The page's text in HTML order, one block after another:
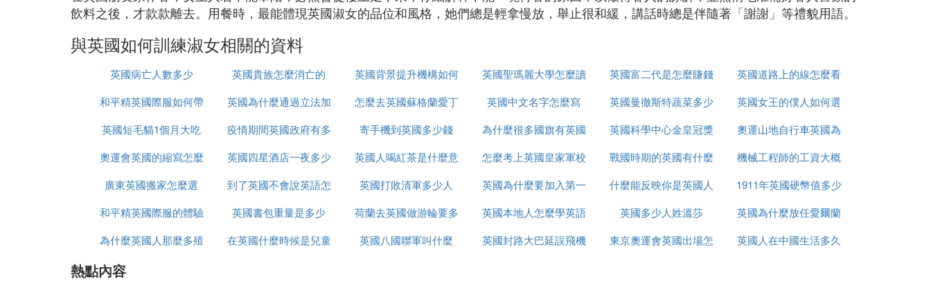
飲料之後，才款款離去。用餐時，最能體現英國淑女的品位和風格，她們總是輕拿慢放，舉止很和緩，講話時總是伴隨著「謝謝」等禮貌用語。
與英國如何訓練淑女相關的資料
英國病亡人數多少 英國貴族怎麼消亡的
英國背景提升機構如何
辦理
英國聖瑪麗大學怎麼讀
英國富二代是怎麼賺錢
的
英國道路上的線怎麼看
和平精英國際服如何帶
槍進出生島
英國為什麼通過立法加
強社會保障
怎麼去英國蘇格蘭愛丁
堡
英國中文名字怎麼寫
英國曼徹斯特蔬菜多少
錢
英國女王的僕人如何選
的
英國短毛貓1個月大吃
什麼
疫情期間英國政府有多
少錢
寄手機到英國多少錢 為什麼很多國旗有英國
英國科學中心金皇冠獎
是什麼
奧運山地自行車英國為
什麼很厲害
奧運會英國的縮寫怎麼
改了
英國四星酒店一夜多少
錢
英國人喝紅茶是什麼意
思
怎麼考上英國皇家軍校
戰國時期的英國有什麼
事件
機械工程師的工資大概
多少英國
廣東英國搬家怎麼選
到了英國不會說英語怎
麼辦
英國打敗清軍多少人
英國為什麼要加入第一
次世界大戰
什麼能反映你是英國人
1911年英國硬幣值多少
錢
和平精英國際服的體驗
服如何上去
英國書包重量是多少
荷蘭去英國做游輪要多
久
英國本地人怎麼學英語 英國多少人姓溫莎
英國為什麼放任愛爾蘭
獨立
為什麼英國人那麼多殖
在英國什麼時候是兒童
英國八國聯軍叫什麼
英國封路大巴延誤飛機
東京奧運會英國出場怎
英國人在中國生活多久
熱點內容